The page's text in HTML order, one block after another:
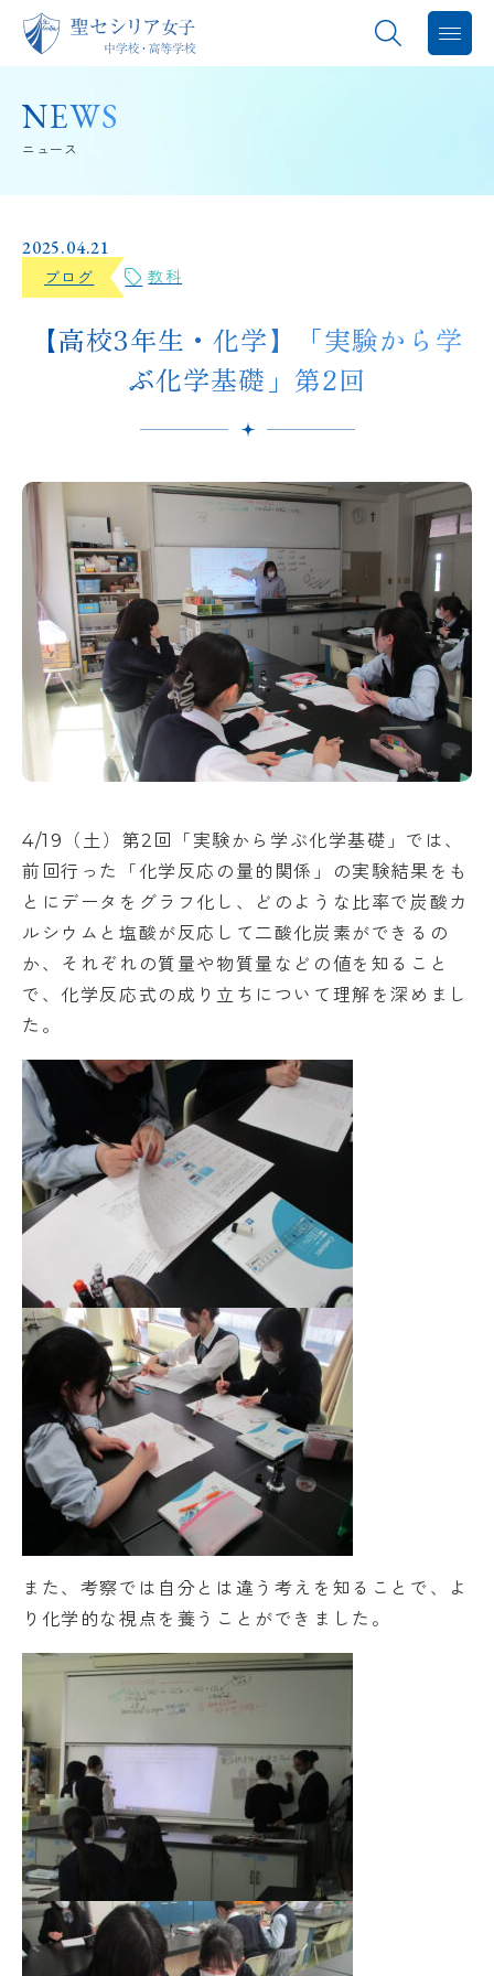
教育内容
進路指導
中学入試
NEWS
バレエスタジオ サイトマップ
このサイトについて
お問い合わせ 資料請求
NEWS
ニュース
2025.04.21
ブログ 教科
【高校3年生・化学】「実験から学
ぶ化学基礎」第2回
4/19（土）第2回「実験から学ぶ化学基礎」では、
前回行った「化学反応の量的関係」の実験結果をも
とにデータをグラフ化し、どのような比率で炭酸カ
ルシウムと塩酸が反応して二酸化炭素ができるの
か、それぞれの質量や物質量などの値を知ること
で、化学反応式の成り立ちについて理解を深めまし
た。
また、考察では自分とは違う考えを知ることで、よ
り化学的な視点を養うことができました。